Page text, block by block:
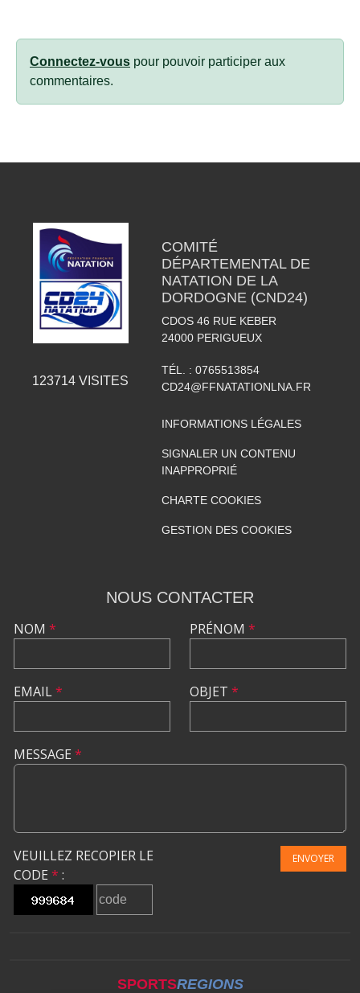
Connectez-vous pour pouvoir participer aux
commentaires.
123714 VISITES
COMITÉ
DÉPARTEMENTAL DE
NATATION DE LA
DORDOGNE (CND24)
CDOS 46 RUE KEBER
24000 PERIGUEUX
TÉL. : 0765513854
CD24@FFNATATIONLNA.FR
INFORMATIONS LÉGALES
SIGNALER UN CONTENU
INAPPROPRIÉ
CHARTE COOKIES
GESTION DES COOKIES
NOUS CONTACTER
NOM *
EMAIL*
PRÉNOM *
OBJET *
MESSAGE *
VEUILLEZ RECOPIER LE
CODE * :
ENVOYER
SPORTSREGIONS